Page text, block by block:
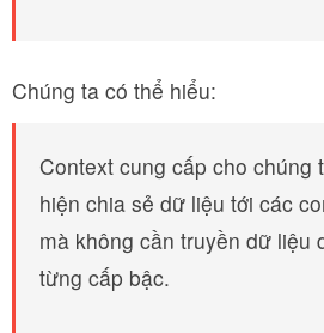
Chúng ta có thể hiểu:
Context cung cấp cho chúng
hiện chia sẻ dữ liệu tới các
mà không cần truyền dữ liệu
từng cấp bậc.